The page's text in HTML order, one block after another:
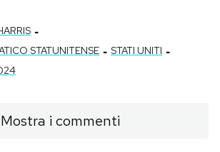
-
STATUNITENSE - STATI UNITI -
Mostra i commenti